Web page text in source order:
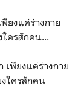
ยงแค่ร่างกาย
ใครสักคน...
เพียงแค่ร่างกาย
ใครสักคน